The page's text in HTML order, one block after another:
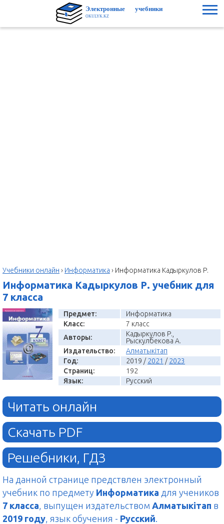
Учебники онлайн › Информатика › Информатика Кадыркулов Р.
Информатика Кадыркулов Р. учебник для
7 класса
Предмет:
Информатика
Класс:
7 класс
Авторы:
Кадыркулов Р.,
Рыскулбекова А.
Издательство:
Алматыкітап
Год:
2019 / 2021 / 2023
Страниц:
192
Язык:
Русский
Читать онлайн
Скачать PDF
Решебники, ГДЗ
На данной странице предствлен электронный
учебник по предмету Информатика для учеников
7 класса, выпущен издательством Алматыкітап в
2019 году, язык обучения - Русский.